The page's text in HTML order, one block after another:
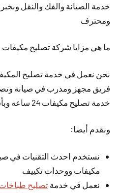
خدمة الصيانة والفك والنقل
ومحترف
ما هي مزايا شركة تصليح مكيفات
نحن نعمل في خدمة تصليح
فريق مجهز ومدرب في صيانة
خدمة تصليح مكيفات 24 ساعة وبأسعار رخيصة جدا
ونقدم أيضا:
نستخدم احدث التقنيات في
مكيفات ووحدات تكييف
نعمل في خدمةتصليح